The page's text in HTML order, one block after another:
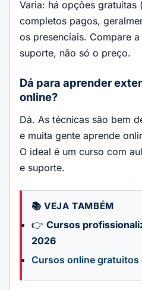
Varia: há opções gratuitas
completos pagos,
os presenciais. Compare
suporte, não só o preço.
Dá para aprender
online?
Dá. As técnicas são bem
e muita gente aprende
O ideal é um curso com
e suporte.
📚 VEJA TAMBÉM
👉 Cursos
2026
Cursos online gratuitos